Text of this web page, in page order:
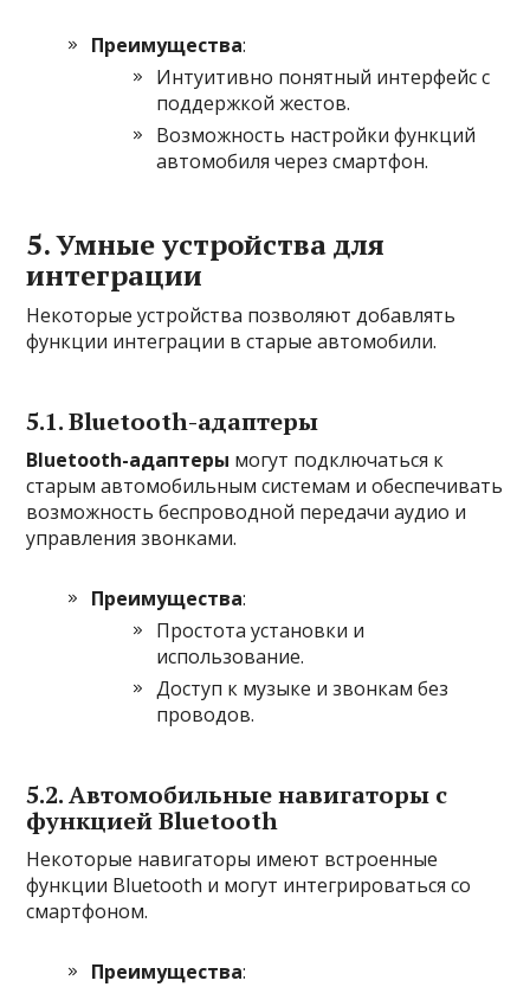
Преимущества:
Интуитивно понятный интерфейс с
поддержкой жестов.
Возможность настройки функций
автомобиля через смартфон.
5. Умные устройства для
интеграции
Некоторые устройства позволяют добавлять
функции интеграции в старые автомобили.
5.1. Bluetooth-адаптеры
Bluetooth-адаптеры могут подключаться к
старым автомобильным системам и обеспечивать
возможность беспроводной передачи аудио и
управления звонками.
Преимущества:
Простота установки и
использование.
Доступ к музыке и звонкам без
проводов.
5.2. Автомобильные навигаторы с
функцией Bluetooth
Некоторые навигаторы имеют встроенные
функции Bluetooth и могут интегрироваться со
смартфоном.
Преимущества: